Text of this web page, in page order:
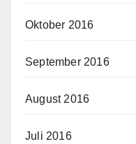
Oktober 2016
September 2016
August 2016
Juli 2016